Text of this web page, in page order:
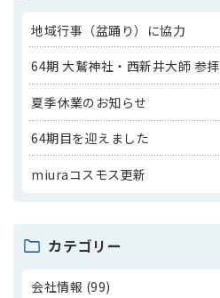
地域行事（盆踊り）に協力
64期 大鷲神社・西新井大師 参拝
夏季休業のお知らせ
64期目を迎えました
miuraコスモス更新
カテゴリー
会社情報 (99)